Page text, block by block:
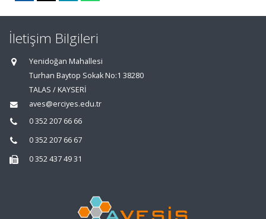
İletişim Bilgileri
Yenidoğan Mahallesi
Turhan Baytop Sokak No:1 38280
TALAS / KAYSERİ
aves@erciyes.edu.tr
0 352 207 66 66
0 352 207 66 67
0 352 437 49 31